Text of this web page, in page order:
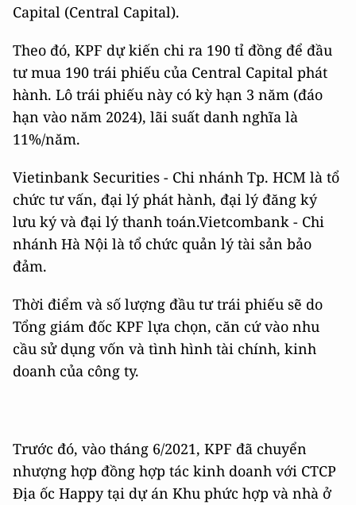
Capital (Central Capital).
Theo đó, KPF dự kiến chi ra 190 tỉ đồng để đầu
tư mua 190 trái phiếu của Central Capital phát
hành. Lô trái phiếu này có kỳ hạn 3 năm (đáo
hạn vào năm 2024), lãi suất danh nghĩa là
11%/năm.
Vietinbank Securities - Chi nhánh Tp. HCM là tổ
chức tư vấn, đại lý phát hành, đại lý đăng ký
lưu ký và đại lý thanh toán.Vietcombank - Chi
nhánh Hà Nội là tổ chức quản lý tài sản bảo
đảm.
Thời điểm và số lượng đầu tư trái phiếu sẽ do
Tổng giám đốc KPF lựa chọn, căn cứ vào nhu
cầu sử dụng vốn và tình hình tài chính, kinh
doanh của công ty.
Trước đó, vào tháng 6/2021, KPF đã chuyển
nhượng hợp đồng hợp tác kinh doanh với CTCP
Địa ốc Happy tại dự án Khu phức hợp và nhà ở